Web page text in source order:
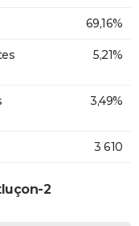
69,16%
5,21%
3,49%
3 610
2